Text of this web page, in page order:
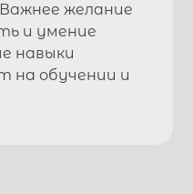
желание
и умение
навыки
на обучении и